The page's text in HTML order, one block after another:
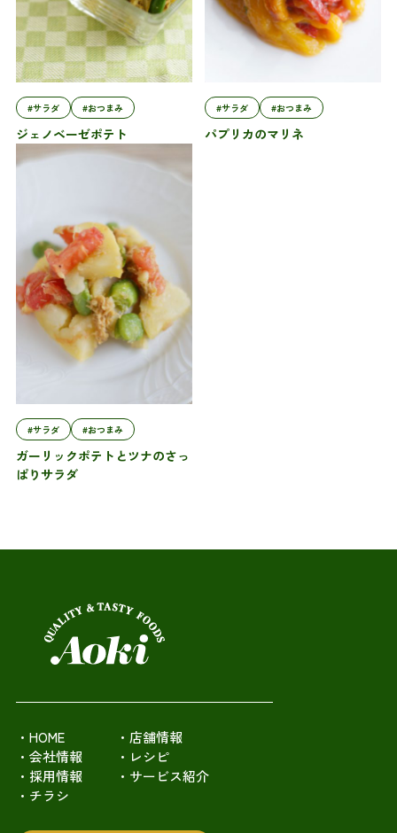
#サラダ #おつまみ
ジェノベーゼポテト
#サラダ #おつまみ
パプリカのマリネ
#サラダ #おつまみ
ガーリックポテトとツナのさっ
ぱりサラダ
・HOME
・店舗情報
・会社情報
・レシピ
・採用情報
・サービス紹介
・チラシ